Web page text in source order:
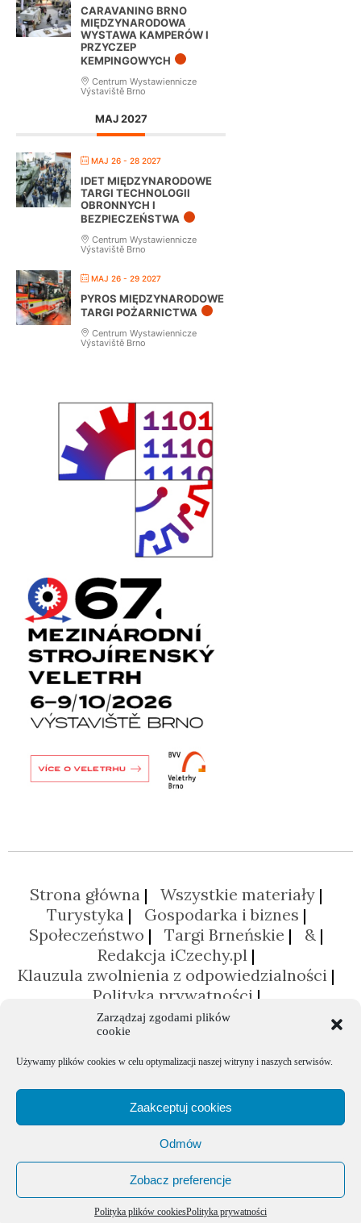
Zarządzaj zgodami plików
cookie
Używamy plików cookies w celu optymalizacji naszej witryny i naszych serwisów.
Zaakceptuj cookies
Odmów
Zobacz preferencje
Polityka plików cookiesPolityka prywatności
CARAVANING BRNO
MIĘDZYNARODOWA
WYSTAWA KAMPERÓW I
PRZYCZEP
KEMPINGOWYCH
Centrum Wystawiennicze
Výstaviště Brno
MAJ 2027
MAJ 26 - 28 2027
IDET MIĘDZYNARODOWE
TARGI TECHNOLOGII
OBRONNYCH I
BEZPIECZEŃSTWA
Centrum Wystawiennicze
Výstaviště Brno
MAJ 26 - 29 2027
PYROS MIĘDZYNARODOWE
TARGI POŻARNICTWA
Centrum Wystawiennicze
Výstaviště Brno
Strona główna
Wszystkie materiały
Turystyka
Gospodarka i biznes
Społeczeństwo
Targi Brneńskie
&
Redakcja iCzechy.pl
Klauzula zwolnienia z odpowiedzialności
Polityka prywatności
Polityka plików cookies (EU)
Portal poświęcony Republice Czeskiej © 2026 Agencja Promocji Eksportu